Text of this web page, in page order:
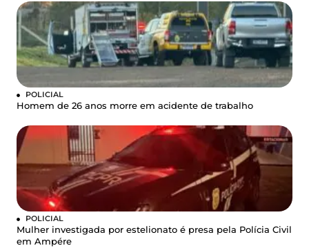
POLICIAL
Homem de 26 anos morre em acidente de trabalho
POLICIAL
Mulher investigada por estelionato é presa pela Polícia Civil
em Ampére